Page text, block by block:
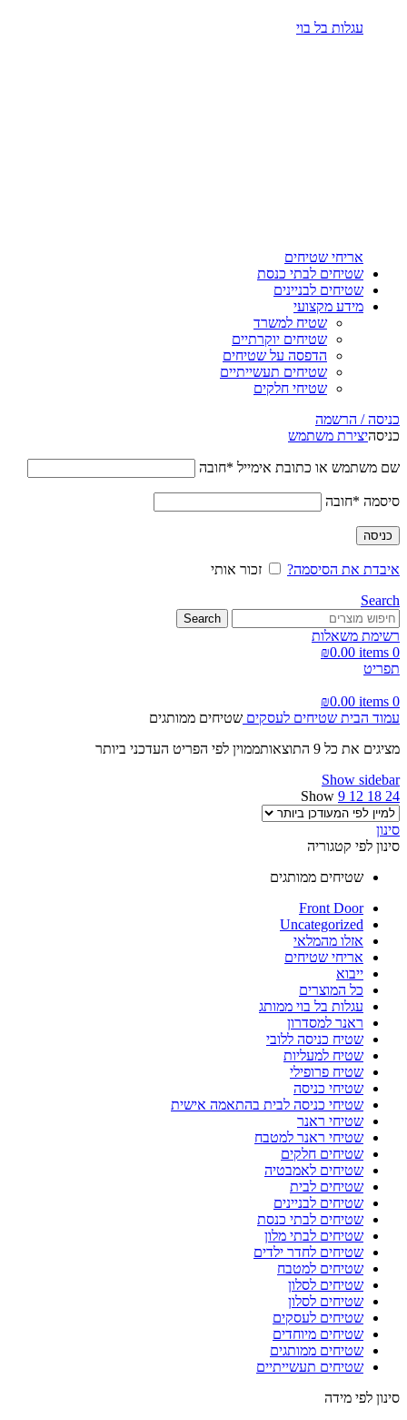
עגלות בל בוי
אריחי שטיחים
שטיחים לבתי כנסת
שטיחים לבניינים
מידע מקצועי
שטיח למשרד
שטיחים יוקרתיים
הדפסה על שטיחים
שטיחים תעשייתיים
שטיחי חלקים
כניסה / הרשמה
כניסהיצירת משתמש
שם משתמש או כתובת אימייל *חובה
סיסמה *חובה
כניסה
איבדת את הסיסמה?
זכור אותי
Search
Search
רשימת משאלות
0
items
₪0.00
תפריט
0
items
₪0.00
עמוד הבית שטיחים לעסקים שטיחים ממותגים
מציגים את כל ⁦9⁩ התוצאות
ממוין לפי הפריט העדכני ביותר
Show sidebar
Show 9 12 18 24
סינון
סינון לפי קטגוריה
שטיחים ממותגים
Front Door
Uncategorized
אזלו מהמלאי
אריחי שטיחים
ייבוא
כל המוצרים
עגלות בל בוי ממותג
ראנר למסדרון
שטיח כניסה ללובי
שטיח למעליות
שטיח פרופילי
שטיחי כניסה
שטיחי כניסה לבית בהתאמה אישית
שטיחי ראנר
שטיחי ראנר למטבח
שטיחים חלקים
שטיחים לאמבטיה
שטיחים לבית
שטיחים לבניינים
שטיחים לבתי כנסת
שטיחים לבתי מלון
שטיחים לחדר ילדים
שטיחים למטבח
שטיחים לסלון
שטיחים לסלון
שטיחים לעסקים
שטיחים מיוחדים
שטיחים ממותגים
שטיחים תעשייתיים
סינון לפי מידה